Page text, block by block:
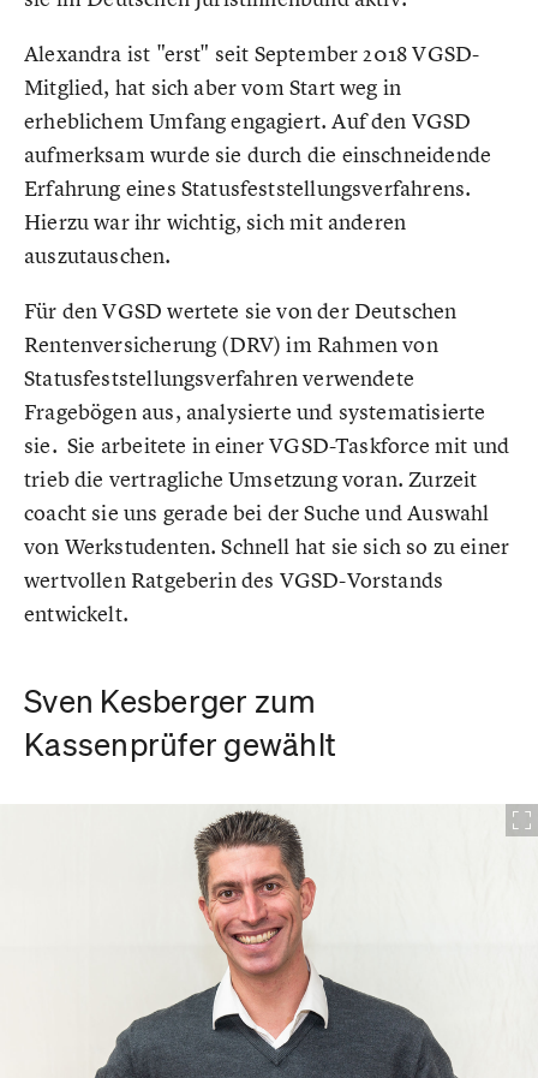
Alexandra ist "erst" seit September 2018 VGSD-
Mitglied, hat sich aber vom Start weg in
erheblichem Umfang engagiert. Auf den VGSD
aufmerksam wurde sie durch die einschneidende
Erfahrung eines Statusfeststellungsverfahrens.
Hierzu war ihr wichtig, sich mit anderen
auszutauschen.
Für den VGSD wertete sie von der Deutschen
Rentenversicherung (DRV) im Rahmen von
Statusfeststellungsverfahren verwendete
Fragebögen aus, analysierte und systematisierte
sie. Sie arbeitete in einer VGSD-Taskforce mit und
trieb die vertragliche Umsetzung voran. Zurzeit
coacht sie uns gerade bei der Suche und Auswahl
von Werkstudenten. Schnell hat sie sich so zu einer
wertvollen Ratgeberin des VGSD-Vorstands
entwickelt.
Sven Kesberger zum
Kassenprüfer gewählt